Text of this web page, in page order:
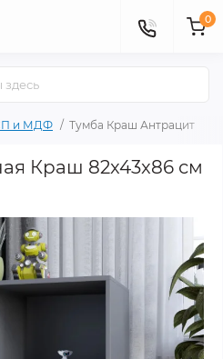
0
и МДФ Тумба Краш Антрацит
Краш 82x43x86 см